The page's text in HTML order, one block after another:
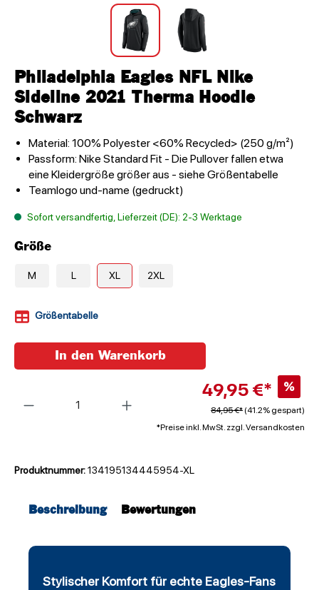
Philadelphia Eagles NFL Nike
Sideline 2021 Therma Hoodie
Schwarz
Material: 100% Polyester <60% Recycled> (250 g/m²)
Passform: Nike Standard Fit - Die Pullover fallen etwa
eine Kleidergröße größer aus - siehe Größentabelle
Teamlogo und-name (gedruckt)
Sofort versandfertig, Lieferzeit (DE): 2-3 Werktage
Größe
M L XL 2XL
Größentabelle
49,95 €* %
84,95 €* (41.2% gespart)
*Preise inkl. MwSt. zzgl. Versandkosten
In den Warenkorb
Produktnummer:134195134445954-XL
Beschreibung Bewertungen
Stylischer Komfort für echte Eagles-Fans